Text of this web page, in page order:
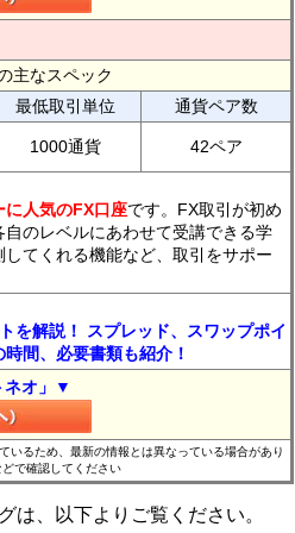
主なスペック
最低取引単位
通貨ペア数
1000通貨 42ペア
に人気のFX口座です。FX取引が初め
のレベルにあわせて受講できる学
てくれる機能など、取引をサポー
を解説！ スプレッド、スワップポイ
間、必要書類も紹介！
ネオ」▼
るため、最新の情報とは異なっている場合があり
で確認してください
は、以下よりご覧ください。